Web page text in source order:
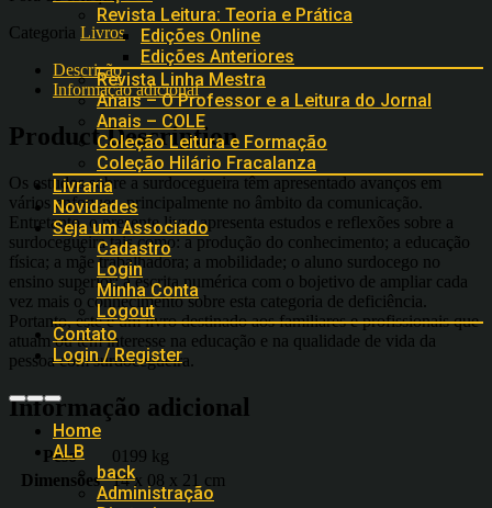
Revista Leitura: Teoria e Prática
Edições Online
Edições Anteriores
Revista Linha Mestra
Anais – O Professor e a Leitura do Jornal
Anais – COLE
Coleção Leitura e Formação
Coleção Hilário Fracalanza
Livraria
Novidades
Seja um Associado
Cadastro
Login
Minha Conta
Logout
Contato
Login / Register
Home
ALB
back
Administração
Categoria Livros
Descrição
Informação adicional
Product Description
Os estudos sobre a surdocegueira têm apresentado avanços em
vários enfoques, principalmente no âmbito da comunicação.
Entretanto, o presente livro apresenta estudos e reflexões sobre a
surdocegueira tais como: a produção do conhecimento; a educação
física; a mãe trabalhadora; a mobilidade; o aluno surdocego no
ensino superior; a escrita numérica com o bojetivo de ampliar cada
vez mais o conhecimento sobre esta categoria de deficiência.
Portanto, este é um livro destinado aos familiares e profissionais que
atuam ou têm interesse na educação e na qualidade de vida da
pessoa com surdocegueira.
Informação adicional
Peso
0199 kg
Dimensões
14 x 08 x 21 cm